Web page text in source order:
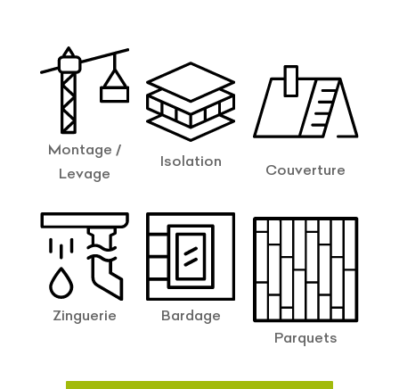
Montage /
Levage
Isolation Couverture
Zinguerie
Bardage
Parquets